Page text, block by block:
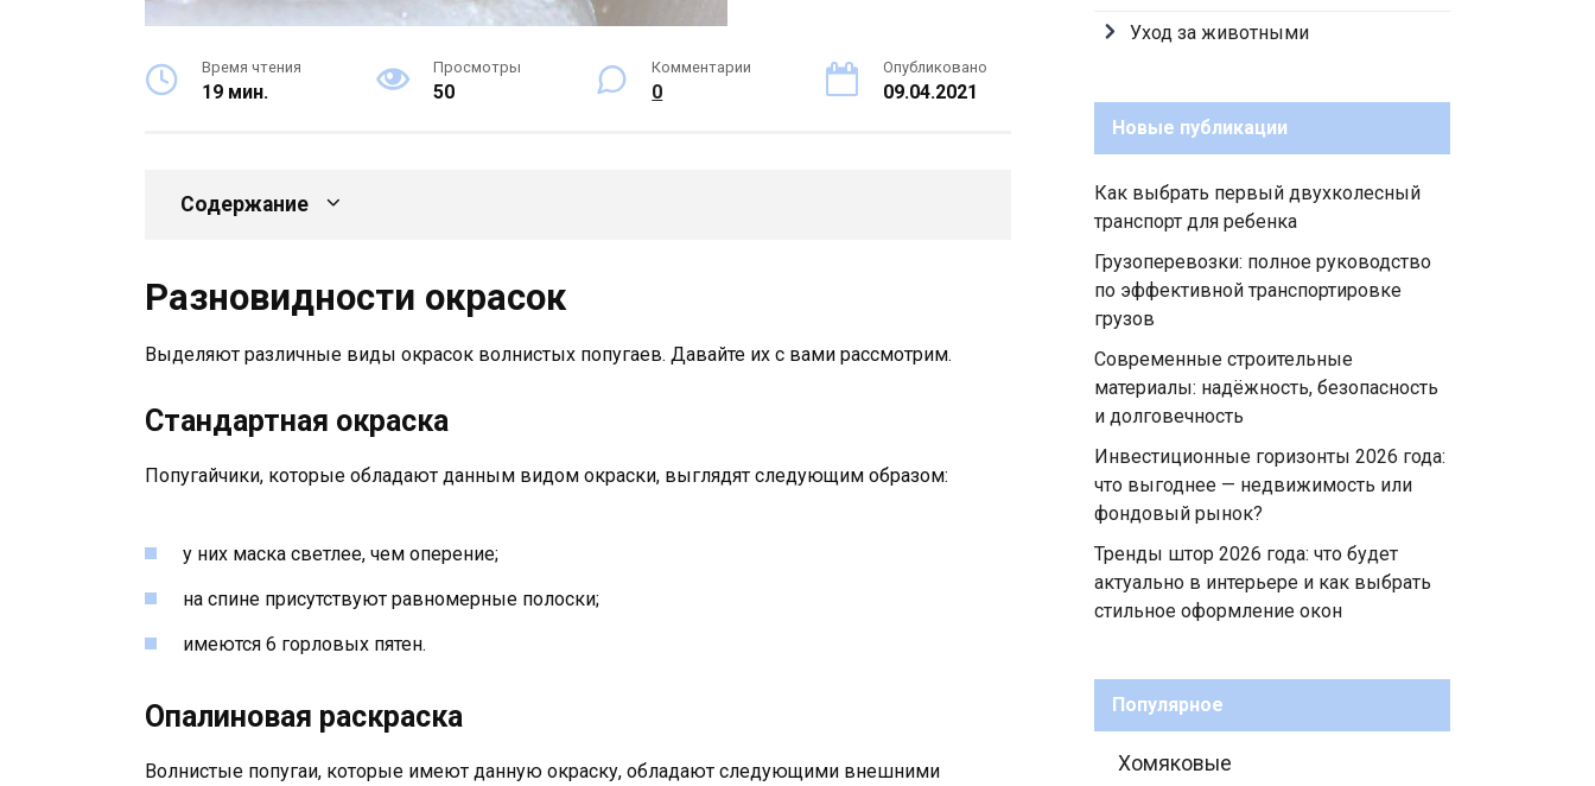
Время чтения
19 мин.
Просмотры
50
Комментарии
0
Опубликовано
09.04.2021
Содержание
Разновидности окрасок
Выделяют различные виды окрасок волнистых попугаев. Давайте их с вами рассмотрим.
Стандартная окраска
Попугайчики, которые обладают данным видом окраски, выглядят следующим образом:
у них маска светлее, чем оперение;
на спине присутствуют равномерные полоски;
имеются 6 горловых пятен.
Опалиновая раскраска
Волнистые попугаи, которые имеют данную окраску, обладают следующими внешними
Уход за животными
Новые публикации
Как выбрать первый двухколесный
транспорт для ребенка
Грузоперевозки: полное руководство
по эффективной транспортировке
грузов
Современные строительные
материалы: надёжность, безопасность
и долговечность
Инвестиционные горизонты 2026 года:
что выгоднее — недвижимость или
фондовый рынок?
Тренды штор 2026 года: что будет
актуально в интерьере и как выбрать
стильное оформление окон
Популярное
Хомяковые